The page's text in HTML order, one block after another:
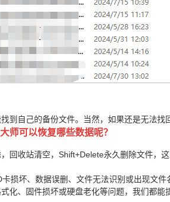
到自己的备份文件。当然，如果还是无法
师可以恢复哪些数据呢？
回收站清空，Shift+Delete永久删除文件，
卡损坏、数据误删、文件无法识别或出现文
化、固件损坏或硬盘老化等问题，我们都